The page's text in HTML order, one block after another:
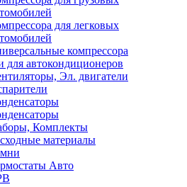
для легковых
компрессора
для автокондиционеров
Эл. двигатели
Комплекты
материалы
Авто